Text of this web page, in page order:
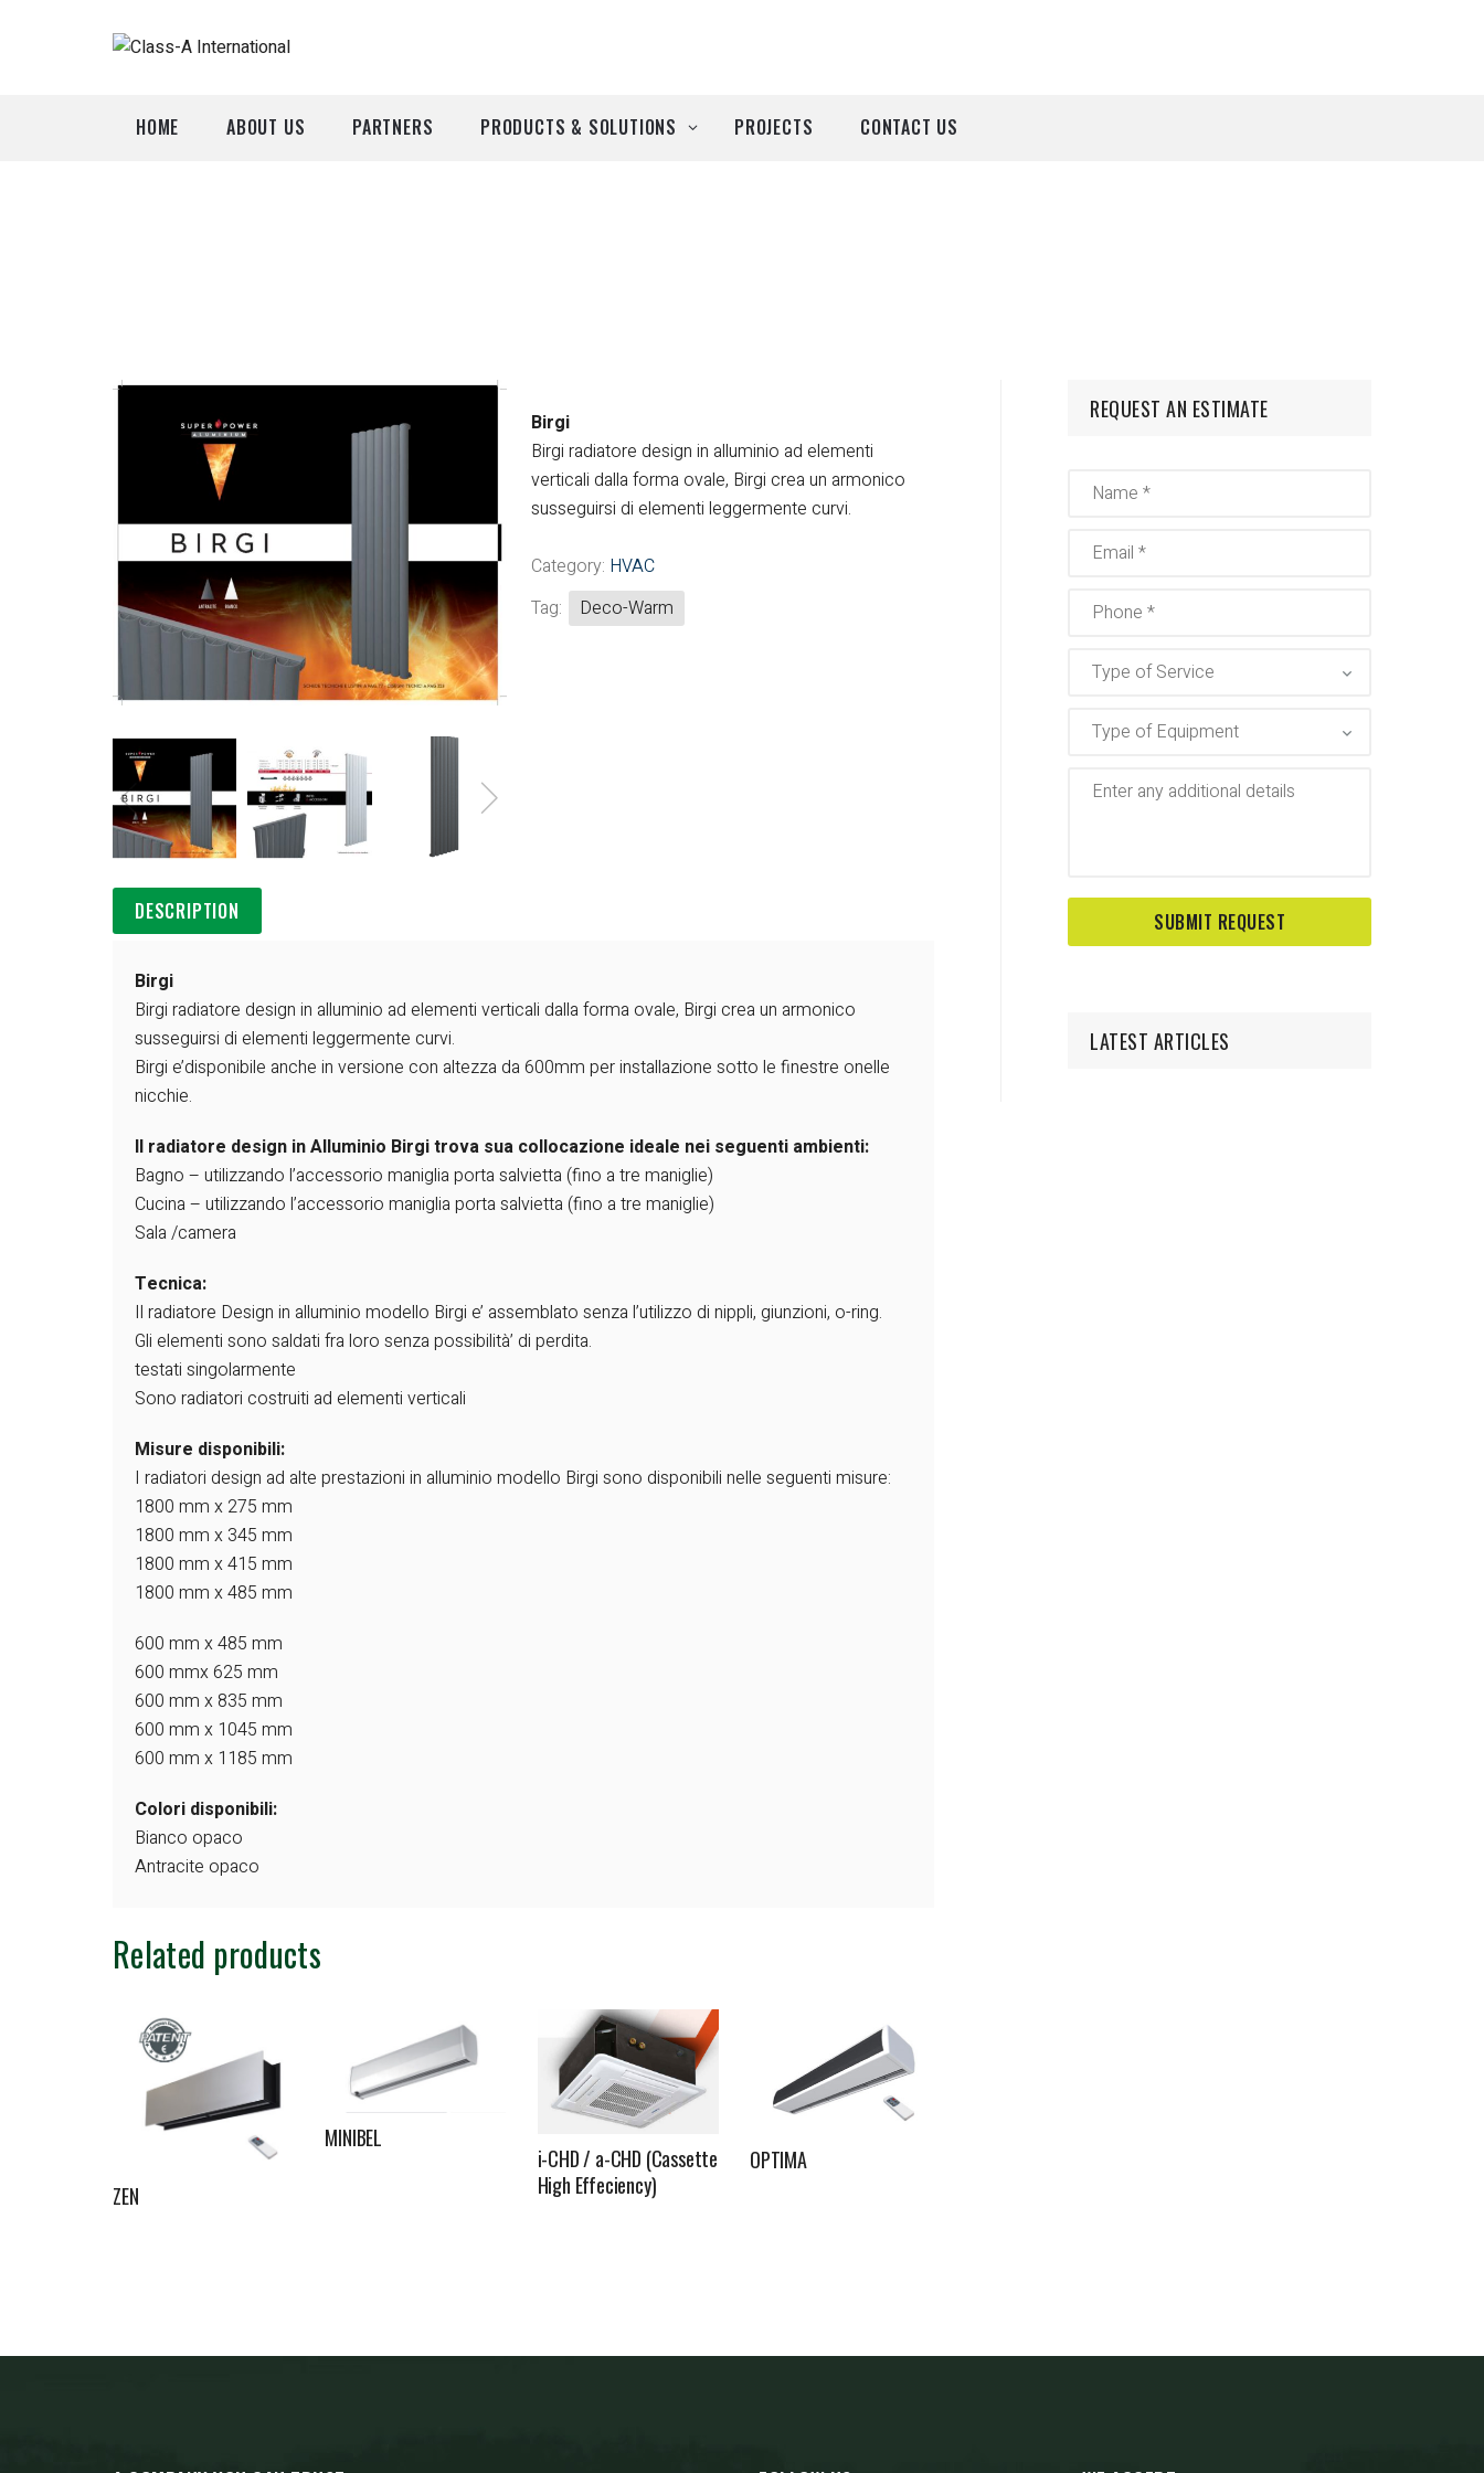
HOME ABOUT US PARTNERS PRODUCTS & SOLUTIONS
Euro System
Fintek
PROJECTS CONTACT US
Birgi
Birgi radiatore design in alluminio ad elementi
verticali dalla forma ovale, Birgi crea un armonico
susseguirsi di elementi leggermente curvi.
Category: HVAC
Tag:
Deco-Warm
DESCRIPTION
Birgi
Birgi radiatore design in alluminio ad elementi verticali dalla forma ovale, Birgi crea un armonico
susseguirsi di elementi leggermente curvi.
Birgi e’disponibile anche in versione con altezza da 600mm per installazione sotto le finestre onelle
nicchie.
Il radiatore design in Alluminio Birgi trova sua collocazione ideale nei seguenti ambienti:
Bagno – utilizzando l’accessorio maniglia porta salvietta (fino a tre maniglie)
Cucina – utilizzando l’accessorio maniglia porta salvietta (fino a tre maniglie)
Sala /camera
Tecnica:
Il radiatore Design in alluminio modello Birgi e’ assemblato senza l’utilizzo di nippli, giunzioni, o-ring.
Gli elementi sono saldati fra loro senza possibilità’ di perdita.
testati singolarmente
Sono radiatori costruiti ad elementi verticali
Misure disponibili:
I radiatori design ad alte prestazioni in alluminio modello Birgi sono disponibili nelle seguenti misure:
1800 mm x 275 mm
1800 mm x 345 mm
1800 mm x 415 mm
1800 mm x 485 mm
600 mm x 485 mm
600 mmx 625 mm
600 mm x 835 mm
600 mm x 1045 mm
600 mm x 1185 mm
Colori disponibili:
Bianco opaco
Antracite opaco
Related products
ZEN
MINIBEL
i-CHD / a-CHD (Cassette
High Effeciency)
OPTIMA
REQUEST AN ESTIMATE
LATEST ARTICLES